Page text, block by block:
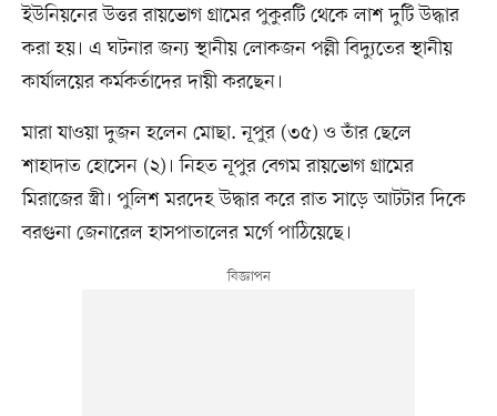
ইউনিয়নের উত্তর রায়ভোগ গ্রামের পুকুরটি থেকে লাশ দুটি উদ্ধার
করা হয়। এ ঘটনার জন্য স্থানীয় লোকজন পল্লী বিদ্যুতের স্থানীয়
কার্যালয়ের কর্মকর্তাদের দায়ী করছেন।
মারা যাওয়া দুজন হলেন মোছা. নূপুর (৩৫) ও তাঁর ছেলে
শাহাদাত হোসেন (২)। নিহত নূপুর বেগম রায়ভোগ গ্রামের
মিরাজের স্ত্রী। পুলিশ মরদেহ উদ্ধার করে রাত সাড়ে আটটার দিকে
বরগুনা জেনারেল হাসপাতালের মর্গে পাঠিয়েছে।